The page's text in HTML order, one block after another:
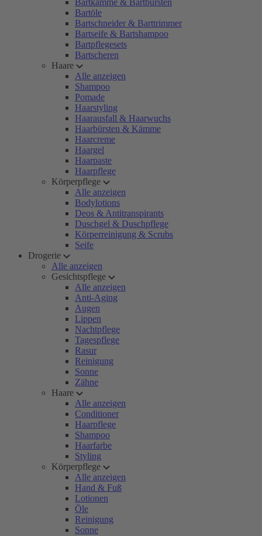
Bartkämme & Bartbürsten
Bartöle
Bartschneider & Barttrimmer
Bartseife & Bartshampoo
Bartpflegesets
Bartscheren
Haare
Alle anzeigen
Shampoo
Pomade
Haarstyling
Haarausfall & Haarwuchs
Haarbürsten & Kämme
Haarcreme
Haargel
Haarpaste
Haarpflege
Körperpflege
Alle anzeigen
Bodylotions
Deos & Antitranspirants
Duschgel & Duschpflege
Körperreinigung & Scrubs
Seife
Drogerie
Alle anzeigen
Gesichtspflege
Alle anzeigen
Anti-Aging
Augen
Lippen
Nachtpflege
Tagespflege
Rasur
Reinigung
Sonne
Zähne
Haare
Alle anzeigen
Conditioner
Haarpflege
Shampoo
Haarfarbe
Styling
Körperpflege
Alle anzeigen
Hand & Fuß
Lotionen
Öle
Reinigung
Sonne